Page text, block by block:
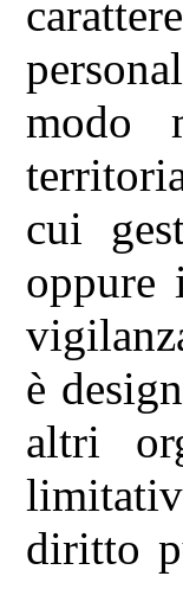
modo
cui
oppure
è
altri
diritto